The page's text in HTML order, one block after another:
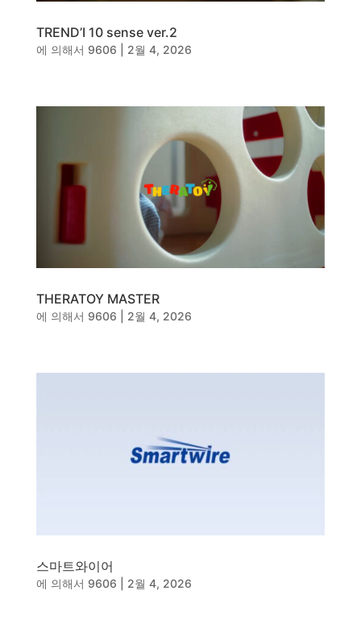
동영상 - 모모스커피㈜
동영상 - 삼양홀딩스
TREND’I 10 sense ver.2
에 의해서 9606 2월 4, 2026
THERATOY MASTER
에 의해서 9606 2월 4, 2026
스마트와이어
에 의해서 9606 2월 4, 2026